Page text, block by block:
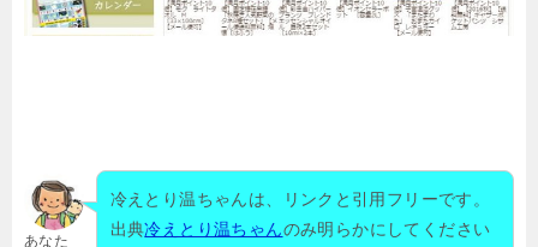
あなた
冷えとり温ちゃんは、リンクと引用フリーです。
出典冷えとり温ちゃんのみ明らかにしてください